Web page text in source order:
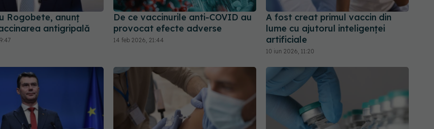
Rogobete, anunț
antigripală
De ce vaccinurile anti-COVID au
provocat efecte adverse
14 feb 2026, 21:44
A fost creat primul vaccin din
lume cu ajutorul inteligenței
artificiale
10 iun 2026, 11:20